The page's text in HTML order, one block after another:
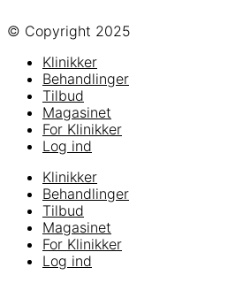
© Copyright 2025​
Klinikker
Behandlinger
Tilbud
Magasinet
For Klinikker
Log ind
Klinikker
Behandlinger
Tilbud
Magasinet
For Klinikker
Log ind